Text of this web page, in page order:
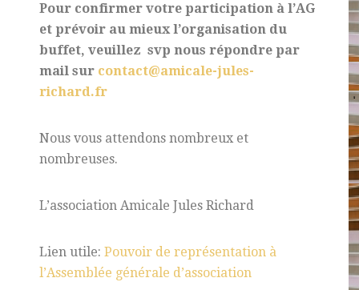
Pour confirmer votre participation à l’AG
et prévoir au mieux l’organisation du
buffet, veuillez svp nous répondre par
mail sur contact@amicale-jules-
richard.fr
Nous vous attendons nombreux et
nombreuses.
L’association Amicale Jules Richard
Lien utile: Pouvoir de représentation à
l’Assemblée générale d’association